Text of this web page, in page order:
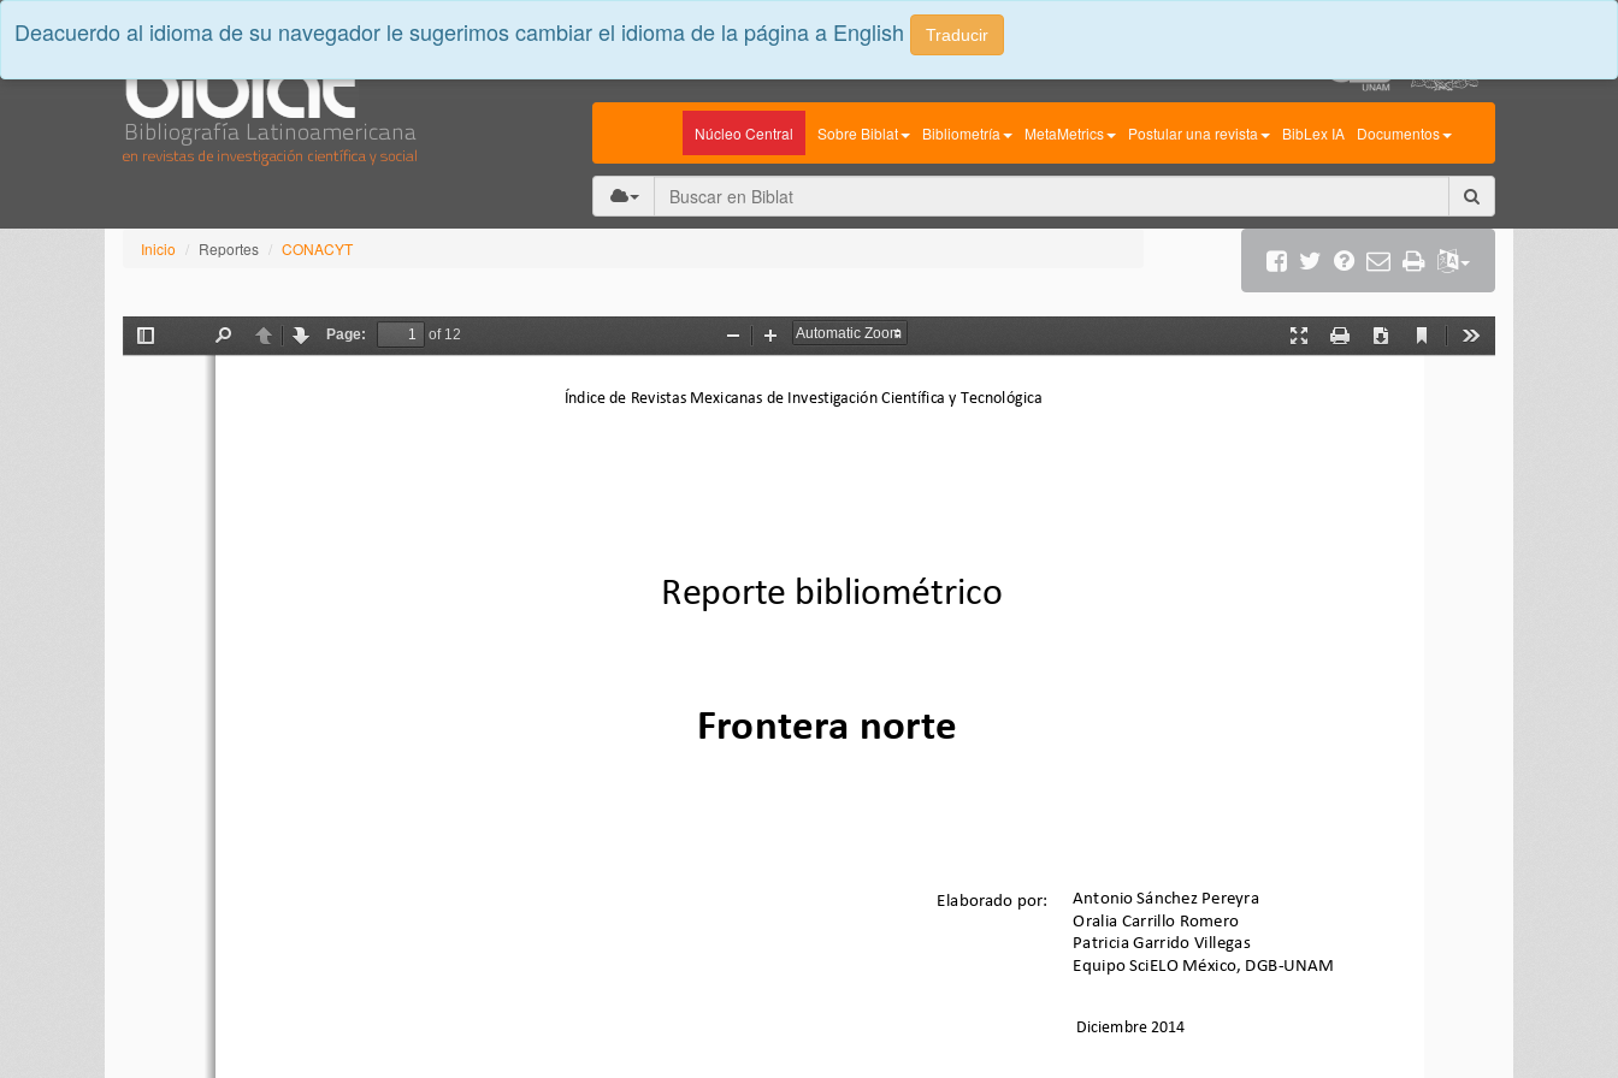
Núcleo Central Sobre Biblat Bibliometría MetaMetrics Postular una revista BibLex IA Documentos
Inicio Reportes CONACYT
Toggle
PreviousNext
Page:
of 12
Presentation
Print Download
Current
Zoom
Zoom
Índice de Revistas Mexicanas de Investigación Científica y Tecnológica
Reporte bibliométrico
Antonio Sánchez Pereyra
Oralia Carrillo Romero
Patricia Garrido Villegas
Equipo SciELO México, DGB-UNAM
Elaborado por:
Diciembre 2014
Frontera norte
Deacuerdo al idioma de su navegador le sugerimos cambiar el idioma de la página a English Traducir